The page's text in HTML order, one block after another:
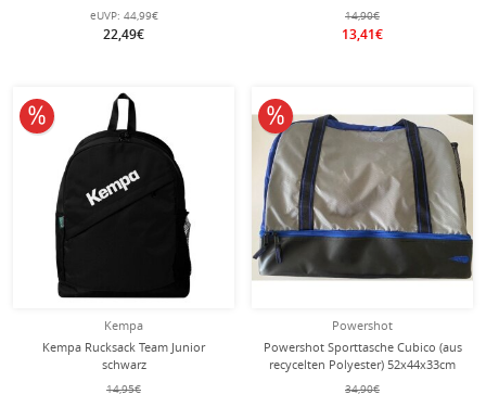
eUVP: 44,99€
22,49€
14,90€
13,41€
Kempa
Kempa Rucksack Team Junior
schwarz
14,95€
10% reduziert
Powershot
Powershot Sporttasche Cubico (aus
recycelten Polyester) 52x44x33cm
-75 liter- schwarz/blau
34,90€
10% reduziert